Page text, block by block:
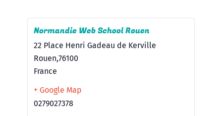
Normandie Web School Rouen
22 Place Henri Gadeau de Kerville
Rouen,76100
France
+ Google Map
0279027378